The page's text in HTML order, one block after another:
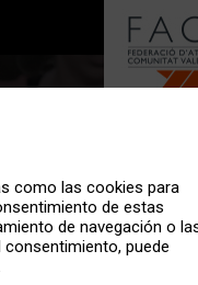
como las cookies para
de estas
de navegación o
puede